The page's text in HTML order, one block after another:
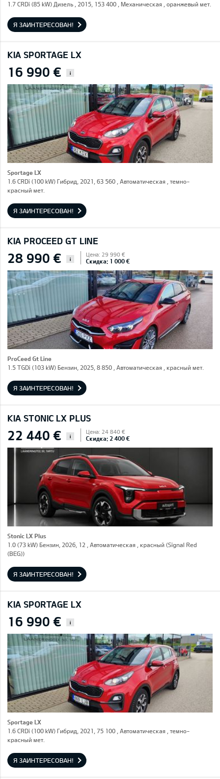
1.7 CRDi (85 kW) Дизель , 2015, 153 400 , Механическая , оранжевый мет.
Я ЗАИНТЕРЕСОВАН!
KIA SPORTAGE LX
16 990 € i
Sportage LX
1.6 CRDi (100 kW) Гибрид, 2021, 63 560 , Автоматическая , темно-
красный мет.
Я ЗАИНТЕРЕСОВАН!
KIA PROCEED GT LINE
28 990 € i
Цена: 29 990 €
Скидка: 1 000 €
ProCeed Gt Line
1.5 TGDi (103 kW) Бензин, 2025, 8 850 , Автоматическая , красный мет.
Я ЗАИНТЕРЕСОВАН!
KIA STONIC LX PLUS
22 440 € i
Цена: 24 840 €
Скидка: 2 400 €
Stonic LX Plus
1.0 (73 kW) Бензин, 2026, 12 , Автоматическая , красный (Signal Red
(BEG))
Я ЗАИНТЕРЕСОВАН!
KIA SPORTAGE LX
16 990 € i
Sportage LX
1.6 CRDi (100 kW) Гибрид, 2021, 75 100 , Автоматическая , темно-
красный мет.
Я ЗАИНТЕРЕСОВАН!